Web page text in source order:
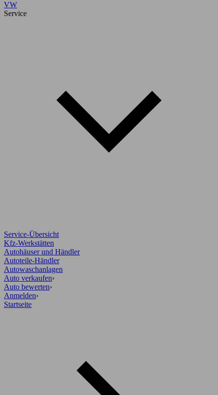
VW
Service
Service-Übersicht
Kfz-Werkstätten
Autohäuser und Händler
Autoteile-Händler
Autowaschanlagen
Auto verkaufen›
Auto bewerten›
Anmelden›
Startseite